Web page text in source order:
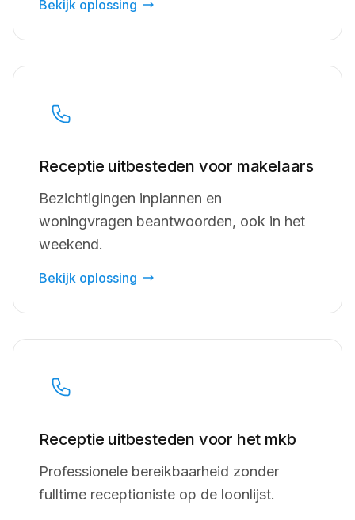
Bekijk oplossing
Receptie uitbesteden voor makelaars
Bezichtigingen inplannen en
woningvragen beantwoorden, ook in het
weekend.
Bekijk oplossing
Receptie uitbesteden voor het mkb
Professionele bereikbaarheid zonder
fulltime receptioniste op de loonlijst.